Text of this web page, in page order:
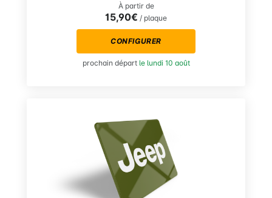
À partir de
15,90€ / plaque
CONFIGURER
prochain départ le lundi 10 août